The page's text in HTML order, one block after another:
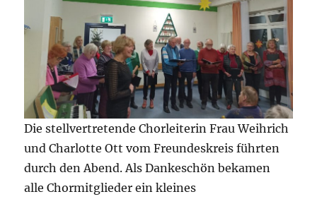
Die stellvertretende Chorleiterin Frau Weihrich
und Charlotte Ott vom Freundeskreis führten
durch den Abend. Als Dankeschön bekamen
alle Chormitglieder ein kleines